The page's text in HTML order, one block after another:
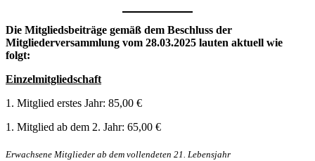
Die Mitgliedsbeiträge gemäß dem Beschluss der
Mitgliederversammlung vom 28.03.2025 lauten aktuell wie
folgt:
Einzelmitgliedschaft
1. Mitglied erstes Jahr: 85,00 €
1. Mitglied ab dem 2. Jahr: 65,00 €
Erwachsene Mitglieder ab dem vollendeten 21. Lebensjahr